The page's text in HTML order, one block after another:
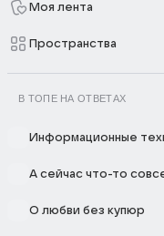
Моя лента
Пространства
В ТОПЕ НА ОТВЕТАХ
Информационные
А сейчас что-то
О любви без купюр